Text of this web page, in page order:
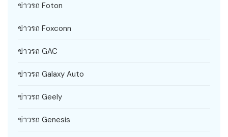
ข่าวรถ Foton
ข่าวรถ Foxconn
ข่าวรถ GAC
ข่าวรถ Galaxy Auto
ข่าวรถ Geely
ข่าวรถ Genesis